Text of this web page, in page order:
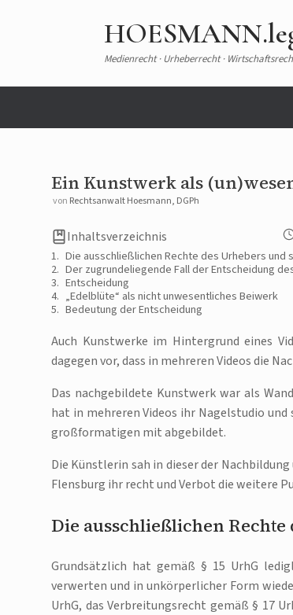
Medienrecht · Urheberrecht ·
Ein Kunstwerk als
von Rechtsanwalt Hoesmann, DGPh
Inhaltsverzeichnis
Die ausschließlichen Rechte des Urhebers und
Der zugrundeliegende Fall der Entscheidung
Entscheidung
„Edelblüte“ als nicht unwesentliches Beiwerk
Bedeutung der Entscheidung
Auch Kunstwerke im Hintergrund eines
dagegen vor, dass in mehreren Videos die
Das nachgebildete Kunstwerk war als
hat in mehreren Videos ihr Nagelstudio
großformatigen mit abgebildet.
Die Künstlerin sah in dieser der
Flensburg ihr recht und Verbot die weitere
Die ausschließlichen
Grundsätzlich hat gemäß § 15 UrhG
verwerten und in unkörperlicher Form
UrhG, das Verbreitungsrecht gemäß § 17